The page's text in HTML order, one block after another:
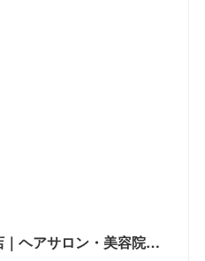
美容室 NYNY 姫路広畑店｜ヘアサロン・美容院｜ニューヨークニューヨーク